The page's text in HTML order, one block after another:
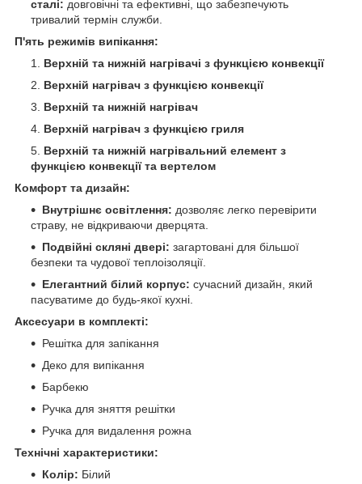
сталі: довговічні та ефективні, що забезпечують
тривалий термін служби.
П'ять режимів випікання:
Верхній та нижній нагрівачі з функцією конвекції
Верхній нагрівач з функцією конвекції
Верхній та нижній нагрівач
Верхній нагрівач з функцією гриля
Верхній та нижній нагрівальний елемент з
функцією конвекції та вертелом
Комфорт та дизайн:
Внутрішнє освітлення: дозволяє легко перевірити
страву, не відкриваючи дверцята.
Подвійні скляні двері: загартовані для більшої
безпеки та чудової теплоізоляції.
Елегантний білий корпус: сучасний дизайн, який
пасуватиме до будь-якої кухні.
Аксесуари в комплекті:
Решітка для запікання
Деко для випікання
Барбекю
Ручка для зняття решітки
Ручка для видалення рожна
Технічні характеристики:
Колір: Білий